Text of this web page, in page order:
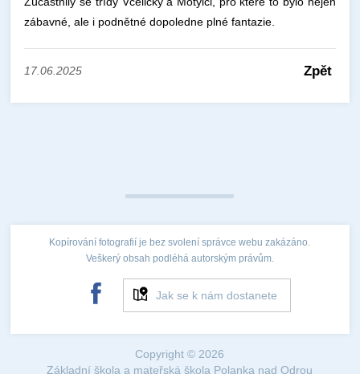
zábavné, ale i podnětné dopoledne plné fantazie.
17.06.2025 Zpět
Kopírování fotografií je bez svolení správce webu zakázáno.
Veškerý obsah podléhá autorským právům.
Jak se k nám dostanete
Copyright © 2026
Základní škola a mateřská škola Polanka nad Odrou